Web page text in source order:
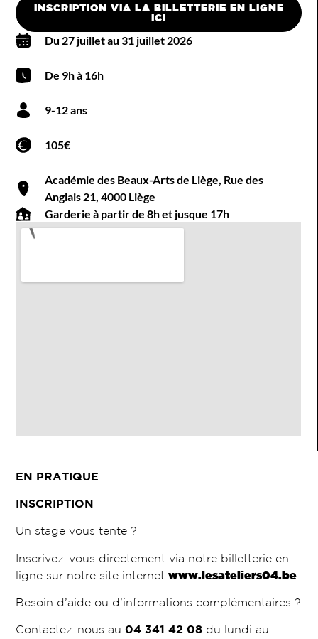
INSCRIPTION VIA LA BILLETTERIE EN LIGNE
ICI
Du 27 juillet au 31 juillet 2026
De 9h à 16h
9-12 ans
105€
Académie des Beaux-Arts de Liège, Rue des
Anglais 21, 4000 Liège
Garderie à partir de 8h et jusque 17h
EN PRATIQUE
INSCRIPTION
Un stage vous tente ?
Inscrivez-vous directement via notre billetterie en
ligne sur notre site internetwww.lesateliers04.be
Besoin d’aide ou d’informations complémentaires ?
Contactez-nous au04 341 42 08 du lundi au